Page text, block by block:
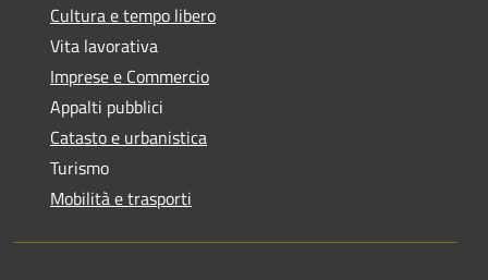
Cultura e tempo libero
Vita lavorativa
Imprese e Commercio
Appalti pubblici
Catasto e urbanistica
Turismo
Mobilità e trasporti